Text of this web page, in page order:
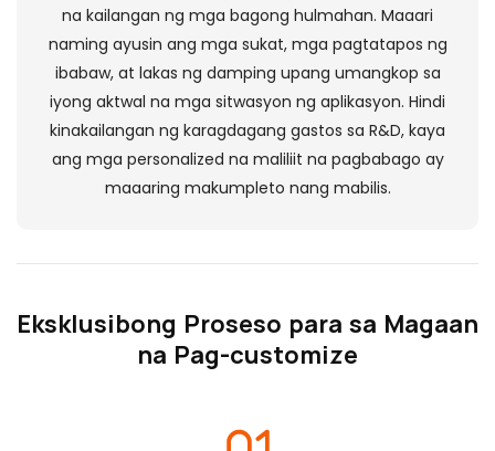
na kailangan ng mga bagong hulmahan. Maaari
naming ayusin ang mga sukat, mga pagtatapos ng
ibabaw, at lakas ng damping upang umangkop sa
iyong aktwal na mga sitwasyon ng aplikasyon. Hindi
kinakailangan ng karagdagang gastos sa R&D, kaya
ang mga personalized na maliliit na pagbabago ay
maaaring makumpleto nang mabilis.
Eksklusibong Proseso para sa Magaan
na Pag-customize